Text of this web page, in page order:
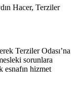
Hacer, Terziler
Terziler Odası’na
sorunlara
esnafın hizmet